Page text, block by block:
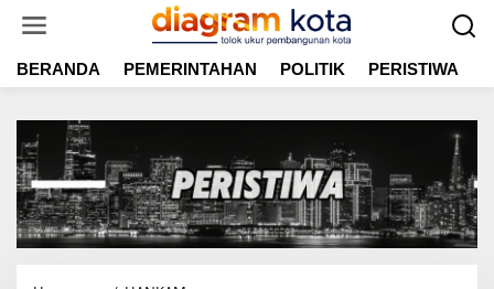
t
BERANDA PEMERINTAHAN POLITIK PERISTIWA